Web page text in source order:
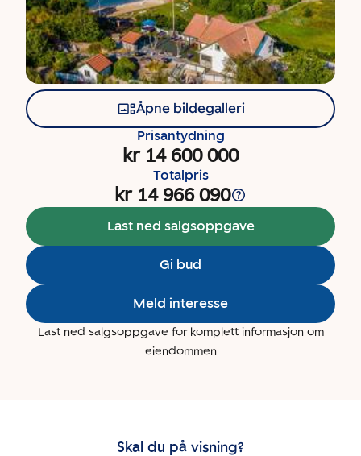
Åpne bildegalleri
Prisantydning
kr 14 600 000
Totalpris
kr 14 966 090
Last ned salgsoppgave
Gi bud
Meld interesse
Last ned salgsoppgave for komplett informasjon om
eiendommen
Skal du på visning?